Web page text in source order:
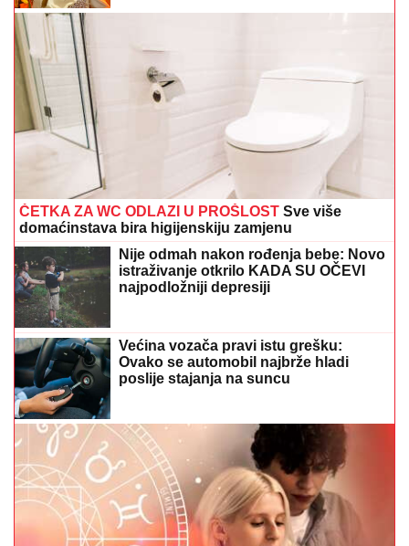
ČETKA ZA WC ODLAZI U PROŠLOST Sve više
domaćinstava bira higijenskiju zamjenu
Nije odmah nakon rođenja bebe: Novo
istraživanje otkrilo KADA SU OČEVI
najpodložniji depresiji
Većina vozača pravi istu grešku:
Ovako se automobil najbrže hladi
poslije stajanja na suncu